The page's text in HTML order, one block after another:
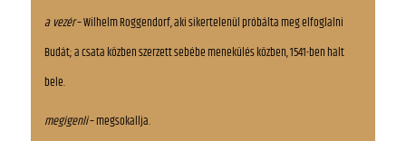
a vezér– Wilhelm Roggendorf, aki sikertelenül próbálta meg elfoglalni
Budát; a csata közben szerzett sebébe menekülés közben, 1541-ben halt
bele.
megigenli– megsokallja.